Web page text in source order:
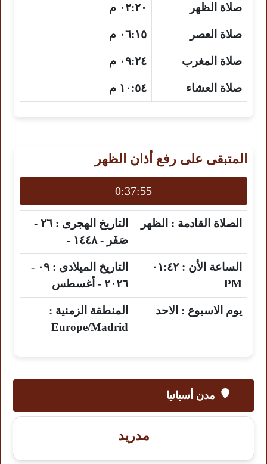
صلاة الظهر ٠٢:٢٠ م
صلاة العصر ٠٦:١٥ م
صلاة المغرب ٠٩:٢٤ م
صلاة العشاء ١٠:٥٤ م
المتبقى على رفع أذان الظهر
0:37:54
الصلاة القادمة : الظهر التاريخ الهجرى :
٢٦ -
صَفَر - ١٤٤٨ -
الساعة الأن : ٠١:٤٢
PM
التاريخ الميلادى :
٠٩ -
٢٠٢٦ - أغسطس
يوم الاسبوع : الاحد
المنطقة الزمنية :
Europe/Madrid
مدن أسبانيا
مدريد